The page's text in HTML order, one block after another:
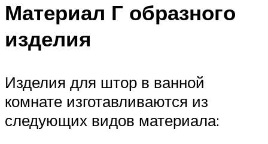
Материал Г образного
изделия
Изделия для штор в ванной
комнате изготавливаются из
следующих видов материала: